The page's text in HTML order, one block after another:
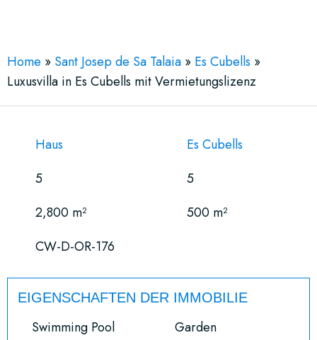
Home » Sant Josep de Sa Talaia » Es Cubells »
Luxusvilla in Es Cubells mit Vermietungslizenz
Haus
Es Cubells
5
5
2,800 m²
500 m²
CW-D-OR-176
EIGENSCHAFTEN DER IMMOBILIE
Swimming Pool
Garden